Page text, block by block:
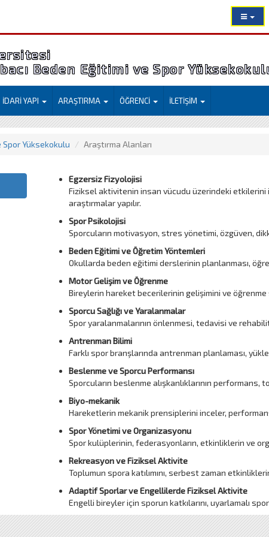
Beden Eğitimi ve Spor
İDARİ YAPI ARAŞTIRMA ÖĞRENCİ İLETİŞİM
Spor Yüksekokulu Araştırma Alanları
Egzersiz Fizyolojisi
Fiziksel aktivitenin insan vücudu üzerindeki etkilerini
araştırmalar yapılır.
Spor Psikolojisi
Sporcuların motivasyon, stres yönetimi, özgüven,
Beden Eğitimi ve Öğretim Yöntemleri
Okullarda beden eğitimi derslerinin planlanması,
Motor Gelişim ve Öğrenme
Bireylerin hareket becerilerinin gelişimini ve
Sporcu Sağlığı ve Yaralanmalar
Spor yaralanmalarının önlenmesi, tedavisi ve
Antrenman Bilimi
Farklı spor branşlarında antrenman planlaması,
Beslenme ve Sporcu Performansı
Sporcuların beslenme alışkanlıklarının performans,
Biyo-mekanik
Hareketlerin mekanik prensiplerini inceler,
Spor Yönetimi ve Organizasyonu
Spor kulüplerinin, federasyonların, etkinliklerin ve
Rekreasyon ve Fiziksel Aktivite
Toplumun spora katılımını, serbest zaman
Adaptif Sporlar ve Engellilerde Fiziksel Aktivite
Engelli bireyler için sporun katkılarını, uyarlamalı